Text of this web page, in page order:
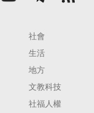
社會
生活
地方
文教科技
社福人權